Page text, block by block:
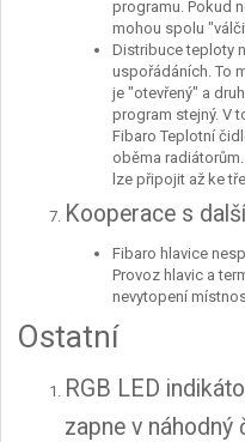
programu. Pokud
mohou spolu
Distribuce teploty
uspořádáních. To
je "otevřený" a
program stejný. V
Fibaro Teplotní
oběma
lze připojit až ke
Kooperace s
Fibaro hlavice
Provoz hlavic a
nevytopení
Ostatní
RGB LED
zapne v náhodný